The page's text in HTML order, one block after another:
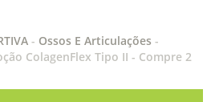
- Ossos E Articulações -
ColagenFlex Tipo II - Compre 2